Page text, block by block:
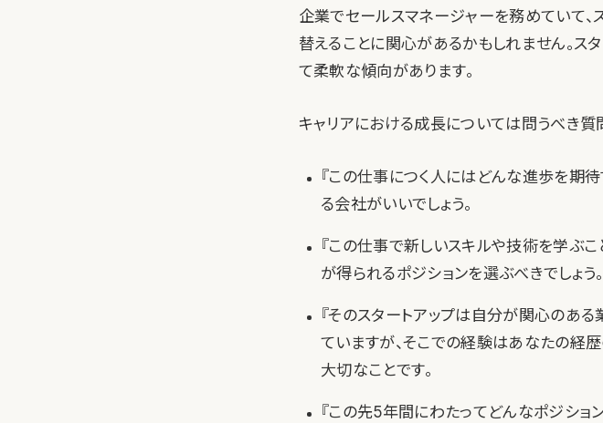
企業でセールスマネージャーを務めていて、
替えることに関心があるかもしれません。ス
て柔軟な傾向があります。
キャリアにおける成長については問うべき質
『この仕事につく人にはどんな進歩を期
る会社がいいでしょう。
『この仕事で新しいスキルや技術を学ぶ
が得られるポジションを選ぶべきでしょう。
『そのスタートアップは自分が関心のあ
ていますが、そこでの経験はあなたの経
大切なことです。
『この先5年間にわたってどんなポジショ